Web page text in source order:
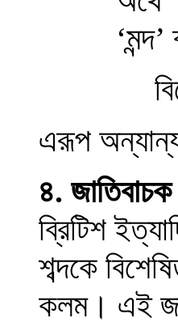
এরূপ অন্যান্য
৪. জাতিবাচক
ব্রিটিশ
শব্দকে
কলম। এই